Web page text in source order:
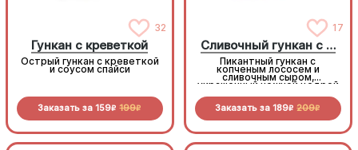
32
Гункан с креветкой
Острый гункан с креветкой
и соусом спайси
Заказать за 159R 199R
17
Сливочный гункан с копченым лососем
Пикантный гункан с
копченым лососем и
сливочным сыром,
украшенный нежной цедрой
Заказать за 189R 209R